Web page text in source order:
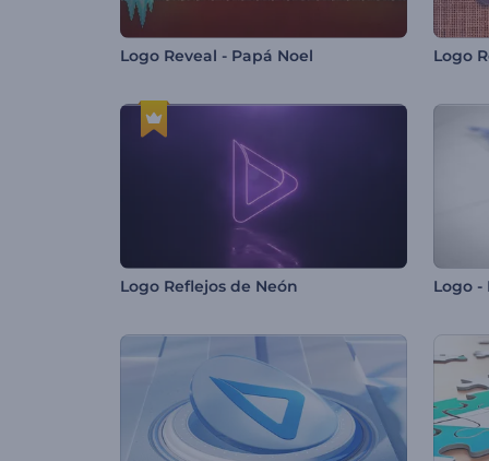
Logo Reveal - Papá Noel Logo
Logo Reflejos de Neón Logo -